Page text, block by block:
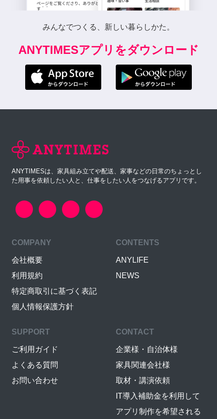
みんなでつくる、新しい暮らしかた。
ANYTIMESアプリをダウンロード
ANYTIMESは、家具組み立てや配送、家事などの日常のちょっとし
た用事を依頼したい人と、仕事をしたい人をつなげるアプリです。
COMPANY
会社概要
利用規約
特定商取引に基づく表記
個人情報保護方針
CONTENTS
ANYLIFE
NEWS
SUPPORT
ご利用ガイド
よくある質問
お問い合わせ
CONTACT
企業様・自治体様
家具関連会社様
取材・講演依頼
IT導入補助金を利用して
アプリ制作を希望される